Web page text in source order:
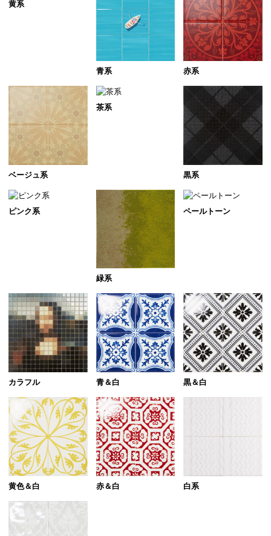
黄系
青系 赤系
ベージュ系
茶系
黒系
ピンク系
緑系
ペールトーン
カラフル 青＆白 黒＆白
黄色＆白 赤＆白 白系